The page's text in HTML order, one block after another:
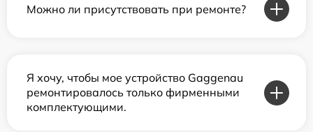
Можно ли присутствовать при ремонте?
Я хочу, чтобы мое устройство Gaggenau
ремонтировалось только фирменными
комплектующими.